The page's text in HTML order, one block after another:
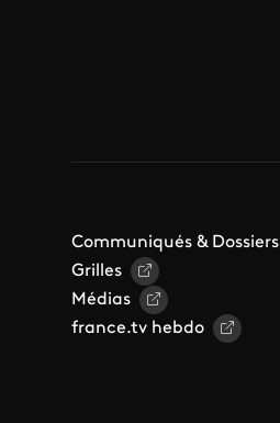
Communiqués & Dossiers
Grilles
Médias
france.tv hebdo